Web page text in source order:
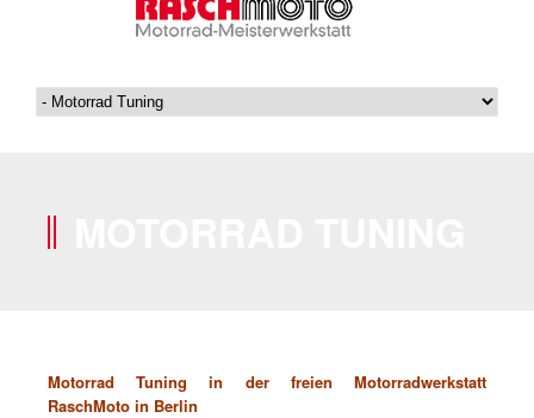
Motorrad Tuning in der freien Motorradwerkstatt
RaschMoto in Berlin